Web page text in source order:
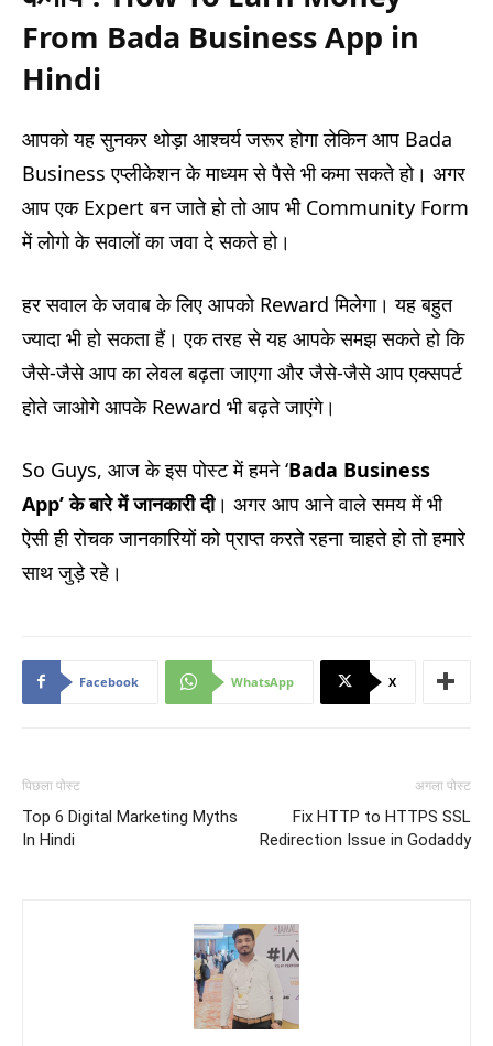
From Bada Business App in
Hindi
आपको यह सुनकर थोड़ा आश्चर्य जरूर होगा लेकिन आप Bada
Business एप्लीकेशन के माध्यम से पैसे भी कमा सकते हो। अगर
आप एक Expert बन जाते हो तो आप भी Community Form
में लोगो के सवालों का जवा दे सकते हो।
हर सवाल के जवाब के लिए आपको Reward मिलेगा। यह बहुत
ज्यादा भी हो सकता हैं। एक तरह से यह आपके समझ सकते हो कि
जैसे-जैसे आप का लेवल बढ़ता जाएगा और जैसे-जैसे आप एक्सपर्ट
होते जाओगे आपके Reward भी बढ़ते जाएंगे।
So Guys, आज के इस पोस्ट में हमने ‘Bada Business
App’ के बारे में जानकारी दी। अगर आप आने वाले समय में भी
ऐसी ही रोचक जानकारियों को प्राप्त करते रहना चाहते हो तो हमारे
साथ जुड़े रहे।
Facebook WhatsApp X
पिछला पोस्ट
Top 6 Digital Marketing Myths
In Hindi
अगला पोस्ट
Fix HTTP to HTTPS SSL
Redirection Issue in Godaddy